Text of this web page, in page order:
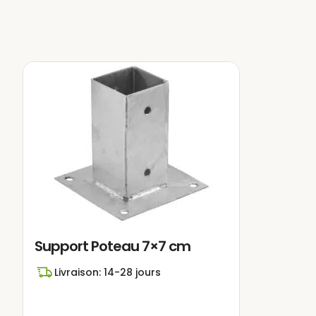
la lecture dans un
.jpg » alt= » » width= »339″
est fabriquée en
mécaniques face à
résistance à la flexion
Du point de vue structurel
importantes d’une
est grande (plus
Support Poteau 7×7 cm
Livraison: 14-28 jours